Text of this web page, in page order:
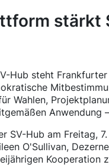
stärkt
Hub steht
Wahlen,
Anwendung
SV-Hub am Freitag,
O'Sullivan,
Kooperation